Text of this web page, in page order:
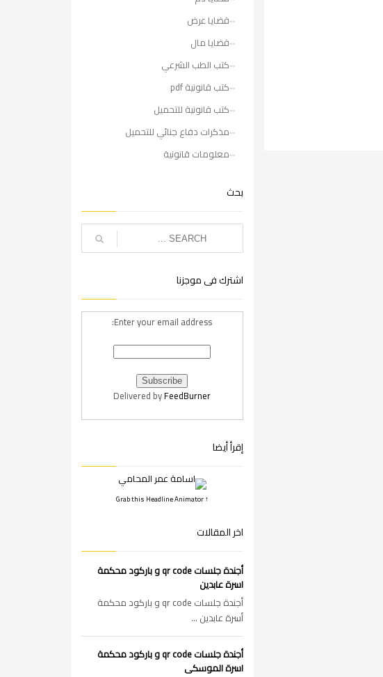
قضايا عرض
قضايا مال
كتب الطب الشرعي
كتب قانونية pdf
كتب قانونية للتحميل
مذكرات دفاع جنائي للتحميل
معلومات قانونية
بحث
اشترك فى موجزنا
Enter your email address:
Delivered byFeedBurner
إقرأ أيضا
↑ Grab this Headline Animator
اخر المقالات
أجندة جلسات qr code و باركود محكمة
اسرة عابدين
أجندة جلسات qr code و باركود محكمة
أسرة عابدين ...
أجندة جلسات qr code و باركود محكمة
اسرة الموسكى